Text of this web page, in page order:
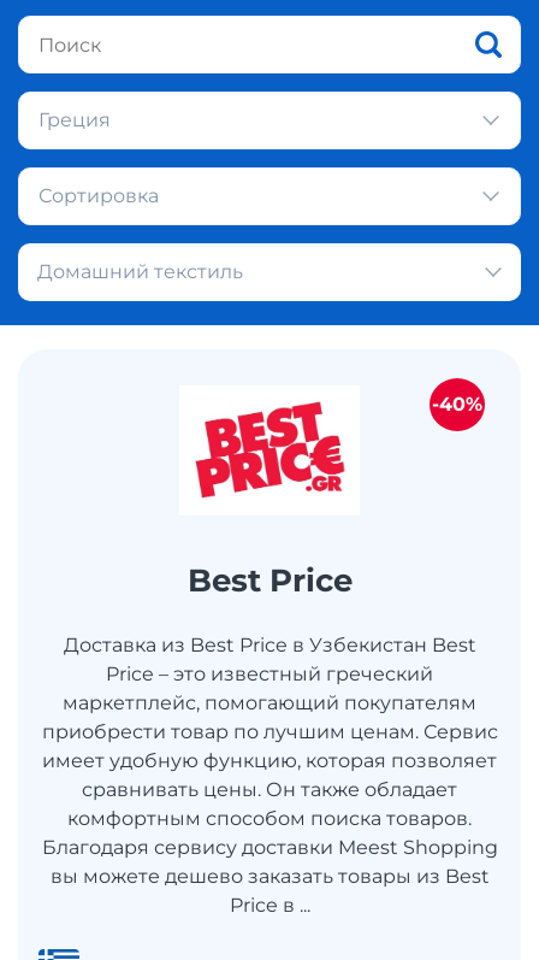
Греция
Сортировка
Домашний текстиль
Best Price
Доставка из Best Price в Узбекистан Best
Price – это известный греческий
маркетплейс, помогающий покупателям
приобрести товар по лучшим ценам. Сервис
имеет удобную функцию, которая позволяет
сравнивать цены. Он также обладает
комфортным способом поиска товаров.
Благодаря сервису доставки Meest Shopping
вы можете дешево заказать товары из Best
Price в ...
-40%